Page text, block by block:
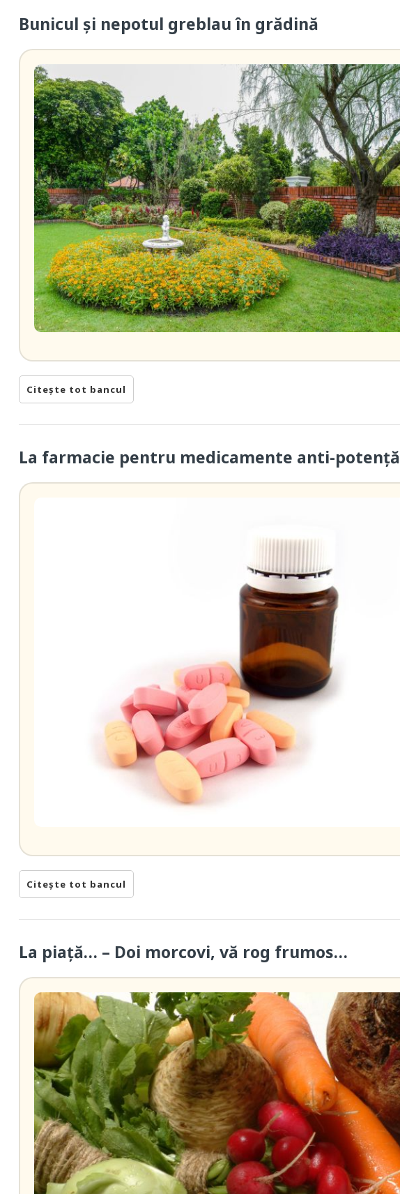
Bunicul și nepotul greblau în grădină
Citește tot bancul
La farmacie pentru medicamente anti-potență
Citește tot bancul
La piață… – Doi morcovi, vă rog frumos…